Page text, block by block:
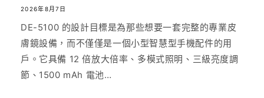
2026年8月7日
DE-5100 的設計目標是為那些想要一套完整的專業皮
膚鏡設備，而不僅僅是一個小型智慧型手機配件的用
戶。它具備 12 倍放大倍率、多模式照明、三級亮度調
節、1500 mAh 電池…